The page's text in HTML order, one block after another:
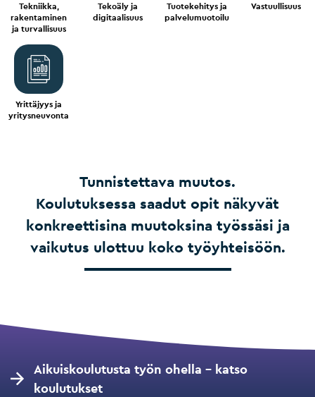
Tekniikka,
rakentaminen
ja turvallisuus
Tekoäly ja
digitaalisuus
Tuotekehitys ja
palvelumuotoilu
Vastuullisuus
Yrittäjyys ja
yritysneuvonta
Tunnistettava muutos.
Koulutuksessa saadut opit näkyvät
konkreettisina muutoksina työssäsi ja
vaikutus ulottuu koko työyhteisöön.
Aikuiskoulutusta työn ohella – katso
koulutukset